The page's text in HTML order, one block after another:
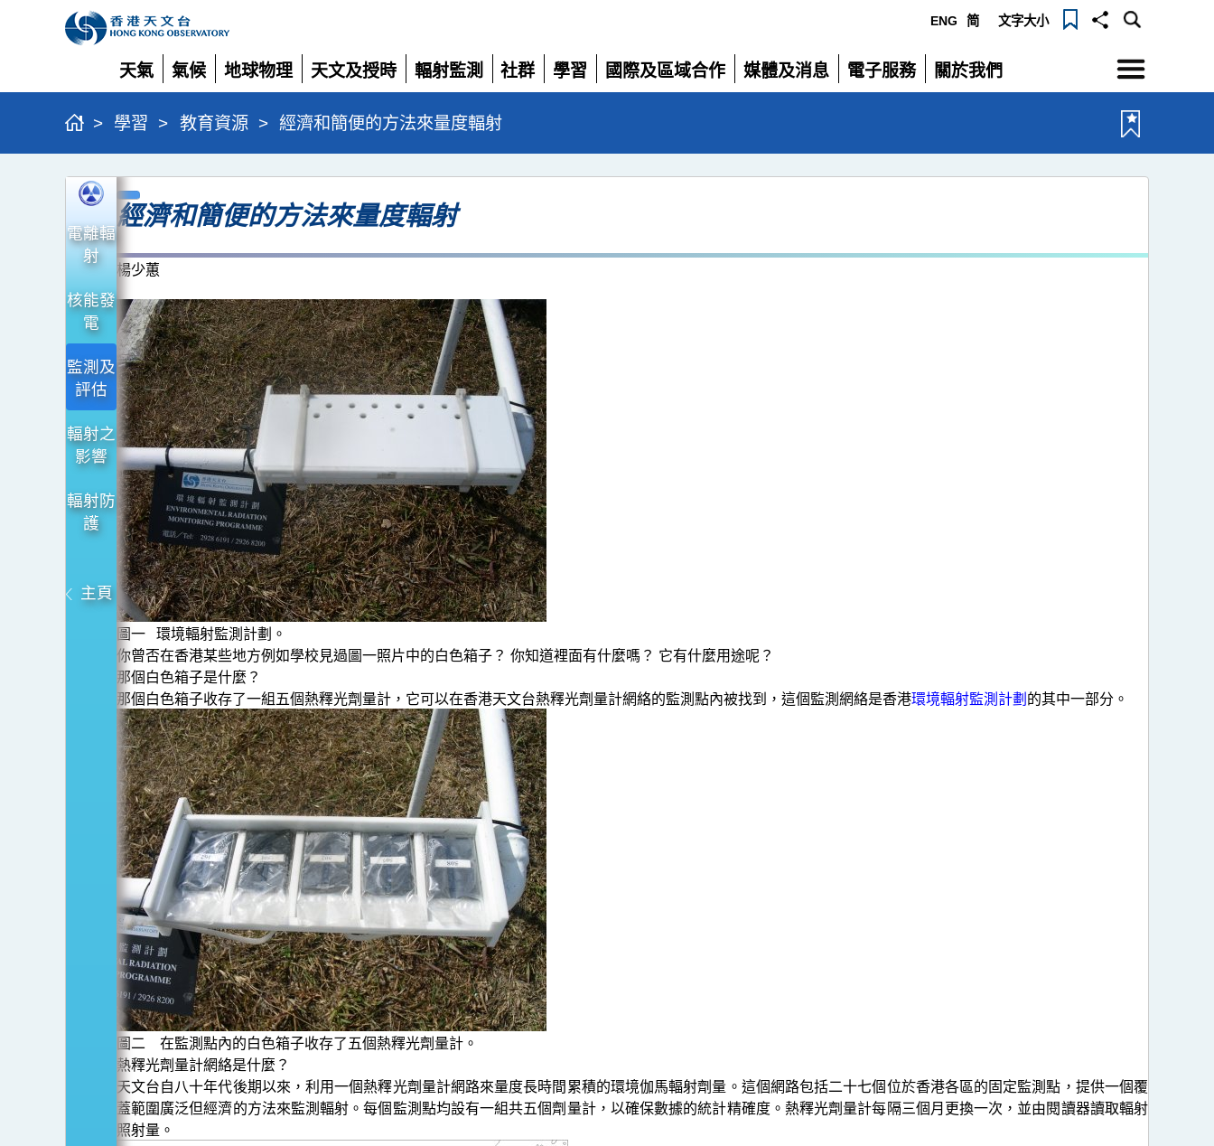
ENG 简 文字大小
天氣
展
開
氣候
展
開
地球物理
展
開
天文及授時
展
開
輻射監測
展
開
社群
展
開
學習
展
國際及區域合作
展
媒體及消息
展
電子服務
展
關於我們
展
選
單
> 學習 > 教育資源 > 經濟和簡便的方法來量度輻射
經
濟
和
簡
便
的
方
法
來
量
度
輻
射
電離輻
射
核能發
電
監測及
評估
輻射之
影響
輻射防
護
主頁
經濟和簡便的方法來量度輻射
楊少蕙
圖一 環境輻射監測計劃。
你曾否在香港某些地方例如學校見過圖一照片中的白色箱子？ 你知道裡面有什麼嗎？ 它有什麼用途呢？
那個白色箱子是什麼？
那個白色箱子收存了一組五個熱釋光劑量計，它可以在香港天文台熱釋光劑量計網絡的監測點內被找到，這個監測網絡是香港環境輻射監測計劃 的其中一部分。
圖二 在監測點內的白色箱子收存了五個熱釋光劑量計。
熱釋光劑量計網絡是什麼？
天文台自八十年代後期以來，利用一個熱釋光劑量計網路來量度長時間累積的環境伽馬輻射劑量。這個網路包括二十七個位於香港各區的固定監測點，提供一個覆
蓋範圍廣泛但經濟的方法來監測輻射。每個監測點均設有一組共五個劑量計，以確保數據的統計精確度。熱釋光劑量計每隔三個月更換一次，並由閱讀器讀取輻射
照射量。